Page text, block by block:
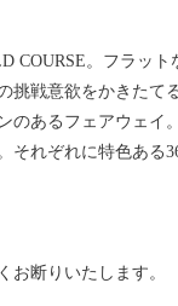
COURSE。フラッ
挑戦意欲をかきた
のあるフェアウェイ
それぞれに特色ある
断りいたします。